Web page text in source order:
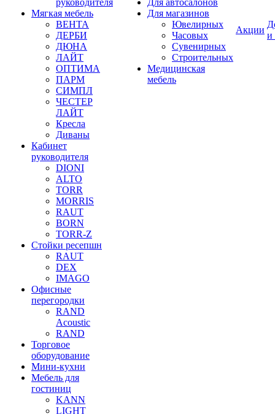
руководителя
Мягкая мебель
ВЕНТА
ДЕРБИ
ДЮНА
ЛАЙТ
ОПТИМА
ПАРМ
СИМПЛ
ЧЕСТЕР
ЛАЙТ
Кресла
Диваны
Кабинет
руководителя
DIONI
ALTO
TORR
MORRIS
RAUT
BORN
TORR-Z
Стойки ресепшн
RAUT
DEX
IMAGO
Офисные
перегородки
RAND
Acoustic
RAND
Торговое
оборудование
Мини-кухни
Мебель для
гостиниц
KANN
LIGHT
Для автосалонов
Для магазинов
Ювелирных
Часовых
Сувенирных
Строительных
Медицинская
мебель
Акции
и